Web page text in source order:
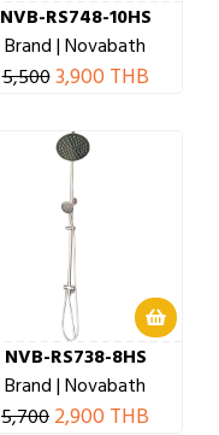
NVB-RS748-10HS
Brand | Novabath
5,5003,900 THB
NVB-RS738-8HS
Brand | Novabath
5,7002,900 THB